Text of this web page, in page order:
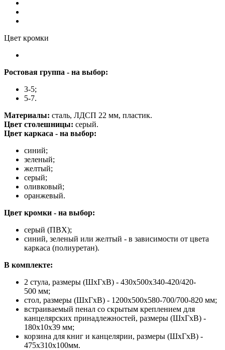
Цвет кромки
Ростовая группа - на выбор:
3-5;
5-7.
Материалы: сталь, ЛДСП 22 мм, пластик.
Цвет столешницы: серый.
Цвет каркаса - на выбор:
синий;
зеленый;
желтый;
серый;
оливковый;
оранжевый.
Цвет кромки - на выбор:
серый (ПВХ);
синий, зеленый или желтый - в зависимости от цвета
каркаса (полиуретан).
В комплекте:
2 стула, размеры (ШхГхВ) - 430х500х340-420/420-
500 мм;
стол, размеры (ШхГхВ) - 1200х500x580-700/700-820 мм;
встраиваемый пенал со скрытым креплением для
канцелярских принадлежностей, размеры (ШхГхВ) -
180х10х39 мм;
корзина для книг и канцелярии, размеры (ШхГхВ) -
475х310х100мм.